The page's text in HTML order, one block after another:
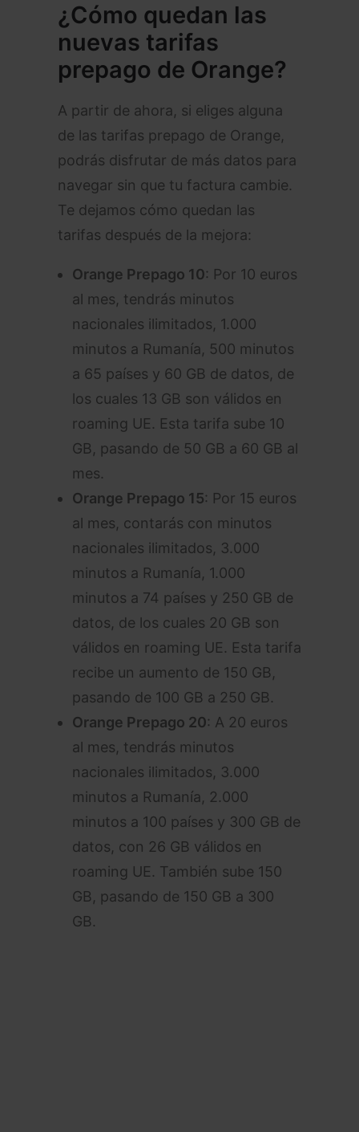
¿Cómo quedan las
nuevas tarifas
prepago de Orange?
A partir de ahora, si eliges alguna
de las tarifas prepago de Orange,
podrás disfrutar de más datos para
navegar sin que tu factura cambie.
Te dejamos cómo quedan las
tarifas después de la mejora:
Orange Prepago 10: Por 10 euros
al mes, tendrás minutos
nacionales ilimitados, 1.000
minutos a Rumanía, 500 minutos
a 65 países y 60 GB de datos, de
los cuales 13 GB son válidos en
roaming UE. Esta tarifa sube 10
GB, pasando de 50 GB a 60 GB al
mes.
Orange Prepago 15: Por 15 euros
al mes, contarás con minutos
nacionales ilimitados, 3.000
minutos a Rumanía, 1.000
minutos a 74 países y 250 GB de
datos, de los cuales 20 GB son
válidos en roaming UE. Esta tarifa
recibe un aumento de 150 GB,
pasando de 100 GB a 250 GB.
Orange Prepago 20: A 20 euros
al mes, tendrás minutos
nacionales ilimitados, 3.000
minutos a Rumanía, 2.000
minutos a 100 países y 300 GB de
datos, con 26 GB válidos en
roaming UE. También sube 150
GB, pasando de 150 GB a 300
GB.